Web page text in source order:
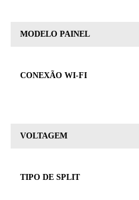
MODELO PAINEL
CONEXÃO WI-FI
VOLTAGEM
TIPO DE SPLIT